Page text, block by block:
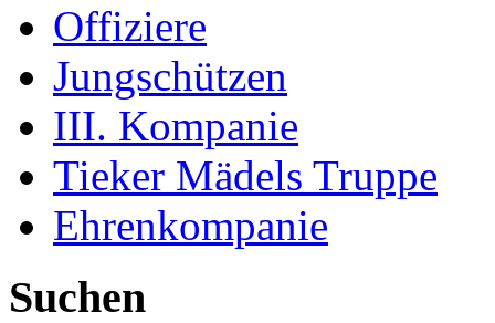
Offiziere
Jungschützen
III. Kompanie
Tieker Mädels Truppe
Ehrenkompanie
Suchen